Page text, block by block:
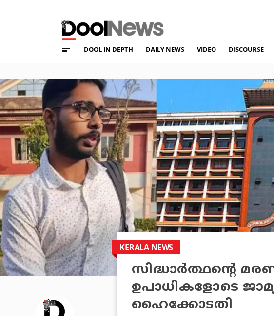
DOOL IN DEPTH DAILY NEWS VIDEO DISCOURSE
KERALA NEWS
സിദ്ധാര്‍ത്ഥന്റെ
ഉപാധികളോടെ
ഹൈക്കോടതി